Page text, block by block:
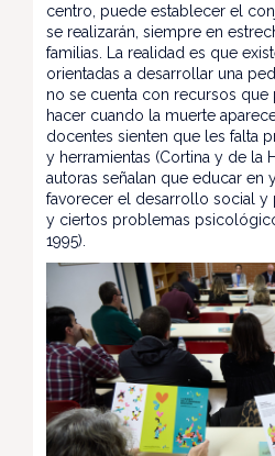
centro, puede establecer el
se realizarán, siempre en
familias. La realidad es que
orientadas a desarrollar una
no se cuenta con recursos que
hacer cuando la muerte
docentes sienten que les falta
y herramientas (Cortina y de la
autoras señalan que educar en
favorecer el desarrollo social y
y ciertos problemas
1995).